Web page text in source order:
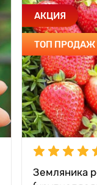
АКЦИЯ
ТОП ПРОДАЖ
Земляника